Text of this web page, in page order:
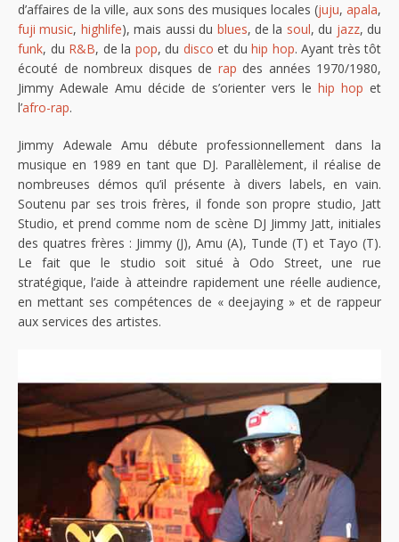
d’affaires de la ville, aux sons des musiques locales (juju, apala,
fuji music, highlife), mais aussi du blues, de la soul, du jazz, du
funk, du R&B, de la pop, du disco et du hip hop. Ayant très tôt
écouté de nombreux disques de rap des années 1970/1980,
Jimmy Adewale Amu décide de s’orienter vers le hip hop et
l’afro-rap.
Jimmy Adewale Amu débute professionnellement dans la
musique en 1989 en tant que DJ. Parallèlement, il réalise de
nombreuses démos qu’il présente à divers labels, en vain.
Soutenu par ses trois frères, il fonde son propre studio, Jatt
Studio, et prend comme nom de scène DJ Jimmy Jatt, initiales
des quatres frères : Jimmy (J), Amu (A), Tunde (T) et Tayo (T).
Le fait que le studio soit situé à Odo Street, une rue
stratégique, l’aide à atteindre rapidement une réelle audience,
en mettant ses compétences de « deejaying » et de rappeur
aux services des artistes.